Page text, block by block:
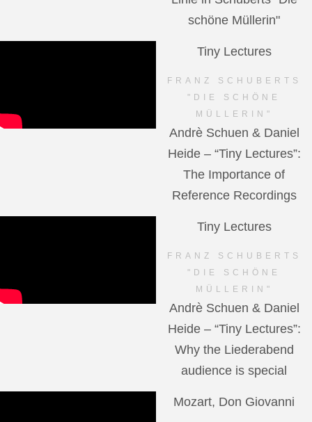
schöne Müllerin"
Tiny Lectures
FRANZ SCHUBERTS
"DIE SCHÖNE
MÜLLERIN"
Andrè Schuen & Daniel
Heide – “Tiny Lectures”:
The Importance of
Reference Recordings
Tiny Lectures
FRANZ SCHUBERTS
"DIE SCHÖNE
MÜLLERIN"
Andrè Schuen & Daniel
Heide – “Tiny Lectures”:
Why the Liederabend
audience is special
Mozart, Don Giovanni